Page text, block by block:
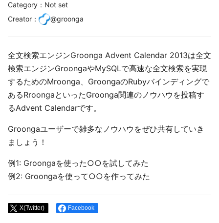
Category：Not set
Creator ： @groonga
全文検索エンジンGroonga Advent Calendar 2013は全文
検索エンジンGroongaやMySQLで高速な全文検索を実現
するためのMroonga、GroongaのRubyバインディングで
あるRroongaといったGroonga関連のノウハウを投稿す
るAdvent Calendarです。
Groongaユーザーで雑多なノウハウをぜひ共有していき
ましょう！
例1: Groongaを使った○○を試してみた
例2: Groongaを使って○○を作ってみた
X(Twitter) Facebook